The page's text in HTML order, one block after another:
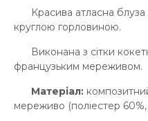
Красива атласна
круглою горловиною.
Виконана з сітки
французьким мереживом.
Матеріал:
мереживо (поліестер